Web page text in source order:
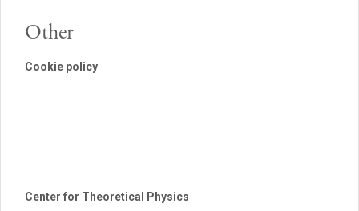
Other
Cookie policy
Center for Theoretical Physics